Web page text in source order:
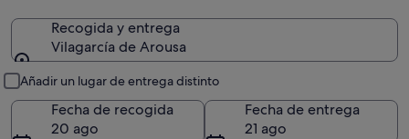
Recogida y entrega
Vilagarcía de Arousa
Añadir un lugar de entrega distinto
Fecha de recogida
20 ago
Fecha de entrega
21 ago